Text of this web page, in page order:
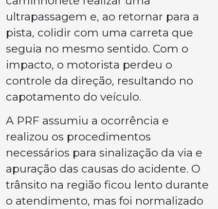
ultrapassagem e, ao retornar para a
pista, colidir com uma carreta que
seguia no mesmo sentido. Com o
impacto, o motorista perdeu o
controle da direção, resultando no
capotamento do veículo.
A PRF assumiu a ocorrência e
realizou os procedimentos
necessários para sinalização da via e
apuração das causas do acidente. O
trânsito na região ficou lento durante
o atendimento, mas foi normalizado